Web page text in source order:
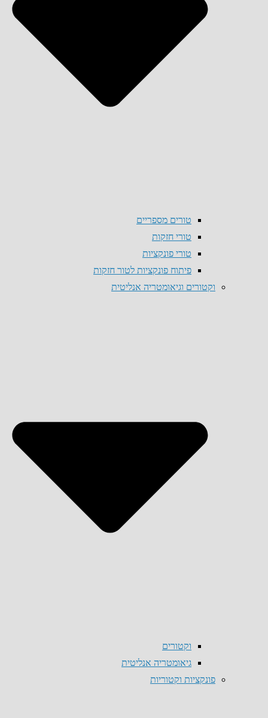
טורים מספריים
טורי חזקות
טורי פונקציות
פיתוח פונקציות לטור חזקות
וקטורים וגיאומטריה אנליטית
וקטורים
גיאומטריה אנליטית
פונקציות וקטוריות